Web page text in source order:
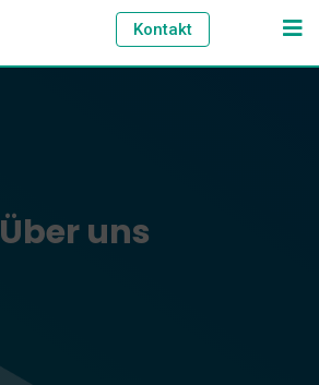
Kontakt
Über uns